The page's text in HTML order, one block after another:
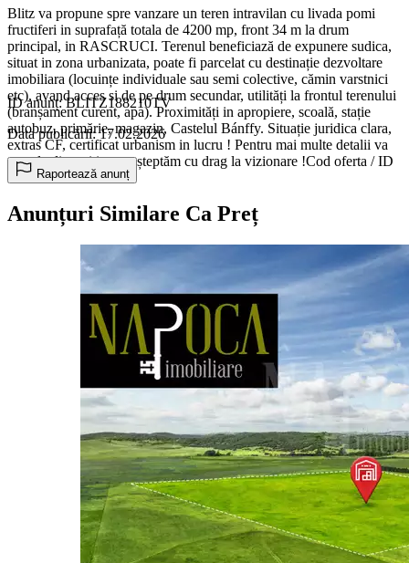
Blitz va propune spre vanzare un teren intravilan cu livada pomi
fructiferi in suprafață totala de 4200 mp, front 34 m la drum
principal, in RASCRUCI. Terenul beneficiază de expunere sudica,
situat in zona urbanizata, poate fi parcelat cu destinație dezvoltare
imobiliara (locuințe individuale sau semi colective, cămin varstnici
etc), avand acces si de pe drum secundar, utilități la frontul terenului
(branșament curent, apa). Proximități in apropiere, scoală, stație
autobuz, primărie, magazin, Castelul Bánffy. Situație juridica clara,
extras CF, certificat urbanism in lucru ! Pentru mai multe detalii va
stam la dispoziție, va așteptăm cu drag la vizionare !Cod oferta / ID
BLITZ: P164468
ID anunț: BLITZ188210TV
Data publicării: 17.02.2026
Raportează anunț
Anunțuri Similare Ca Preț